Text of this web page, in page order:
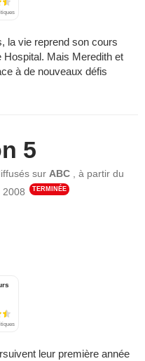
la vie reprend son cours
Mais Meredith et
à de nouveaux défis
5
surABC ,à partir du
2008
TERMINÉE
leur première année